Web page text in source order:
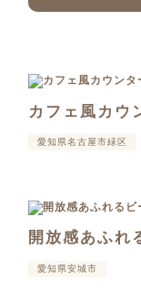
カフェ風カウ
愛知県名古屋市緑区
開放感あふれ
愛知県安城市